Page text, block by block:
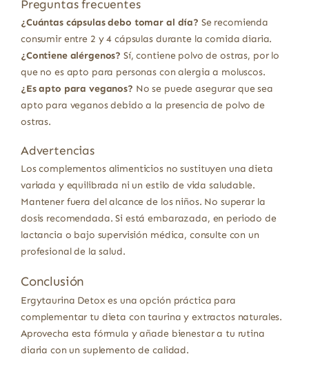
Preguntas frecuentes
¿Cuántas cápsulas debo tomar al día? Se recomienda
consumir entre 2 y 4 cápsulas durante la comida diaria.
¿Contiene alérgenos? Sí, contiene polvo de ostras, por lo
que no es apto para personas con alergia a moluscos.
¿Es apto para veganos? No se puede asegurar que sea
apto para veganos debido a la presencia de polvo de
ostras.
Advertencias
Los complementos alimenticios no sustituyen una dieta
variada y equilibrada ni un estilo de vida saludable.
Mantener fuera del alcance de los niños. No superar la
dosis recomendada. Si está embarazada, en periodo de
lactancia o bajo supervisión médica, consulte con un
profesional de la salud.
Conclusión
Ergytaurina Detox es una opción práctica para
complementar tu dieta con taurina y extractos naturales.
Aprovecha esta fórmula y añade bienestar a tu rutina
diaria con un suplemento de calidad.